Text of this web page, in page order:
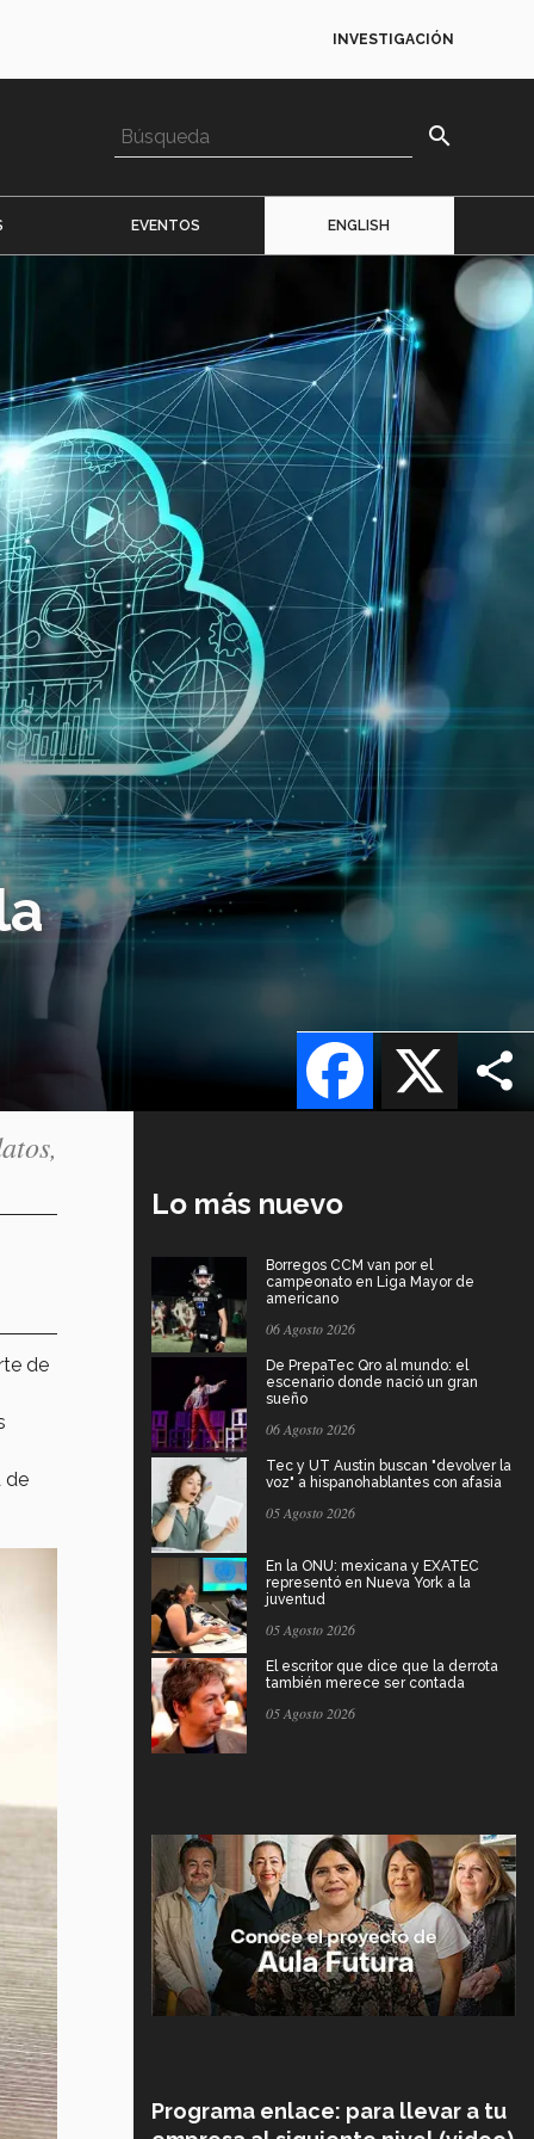
INVESTIGACIÓN
search
EVENTOS ENGLISH
X
Facebook
de
de
Lo más nuevo
Borregos CCM van por el
campeonato en Liga Mayor de
americano
06 Agosto 2026
De PrepaTec Qro al mundo: el
escenario donde nació un gran
sueño
06 Agosto 2026
Tec y UT Austin buscan "devolver la
voz" a hispanohablantes con afasia
05 Agosto 2026
En la ONU: mexicana y EXATEC
representó en Nueva York a la
juventud
05 Agosto 2026
El escritor que dice que la derrota
también merece ser contada
05 Agosto 2026
Programa enlace: para llevar a tu